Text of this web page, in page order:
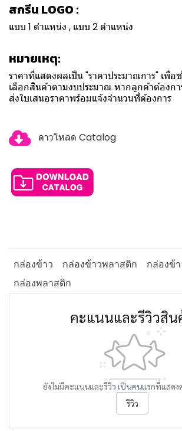
สกรีน LOGO :
แบบ 1 ตำแหน่ง , แบบ 2 ตำแหน่ง
หมายเหตุ:
ราคาที่แสดงผลเป็น "ราคาประมาณการ" เพื่อ
เลือกสินค้าตามงบประมาณ หากลูกค้าต้องก
ส่งใบเสนอราคาพร้อมแจ้งจำนวนที่ต้องการ
ดาวโหลด Catalog
กล่องข้าว กล่องข้าวพลาสติก
กล่องข้
กล่องพลาสติก
คะแนนและรีวิวสิน
ยังไม่มีคะแนนและรีวิว เป็นคนแรกที่แสดง
รีวิว